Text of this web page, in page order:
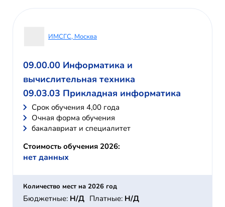
ИМСГС, Москва
09.00.00 Информатика и
вычислительная техника
09.03.03 Прикладная информатика
Cрок обучения 4,00 года
Очная форма обучения
бакалавриат и специалитет
Стоимость обучения 2026:
нет данных
Количество мест на 2026 год
Бюджетные: Н/Д Платные: Н/Д